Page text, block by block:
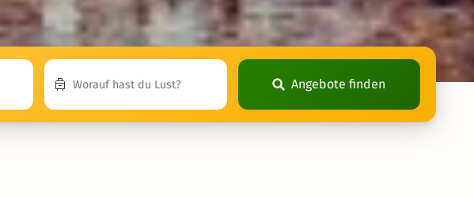
Angebote finden